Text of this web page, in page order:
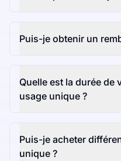
Puis-je obtenir un
Quelle est la durée de
usage unique ?
Puis-je acheter
unique ?